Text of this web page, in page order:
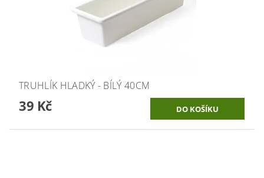
TRUHLÍK HLADKÝ - BÍLÝ 40CM
39 Kč